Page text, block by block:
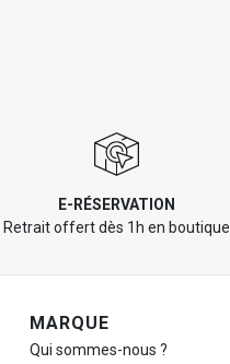
E-RÉSERVATION
Retrait offert dès 1h en boutique
Navigation de pied de page
MARQUE
Qui sommes-nous ?